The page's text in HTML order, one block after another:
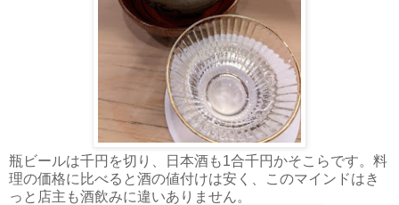
瓶ビールは千円を切り、日本酒も1合千円かそこらです。料
理の価格に比べると酒の値付けは安く、このマインドはき
っと店主も酒飲みに違いありません。